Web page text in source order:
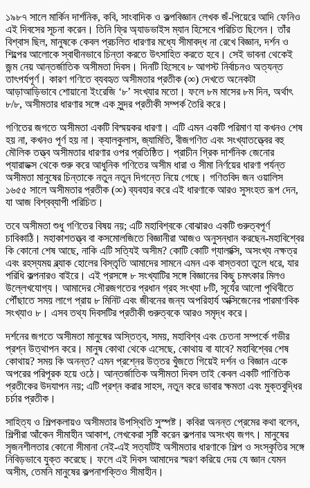
১৯৮৭ সালে মার্কিন দার্শনিক, কবি, সাংবাদিক ও কল্পবিজ্ঞান লেখক জঁ-পিয়েরে আদি ফেনিও
এই দিবসের সূচনা করেন। তিনি ফ্রি অ্যাডভাইস ম্যান হিসেবে পরিচিত ছিলেন। তাঁর
বিশ্বাস ছিল, মানুষকে কেবল প্রচলিত ধারণার মধ্যে সীমাবদ্ধ না রেখে বিজ্ঞান, দর্শন ও
শিল্পের আলোকে স্বাধীনভাবে চিন্তা করতে উৎসাহিত করতে হবে। সেই ভাবনা থেকেই
জন্ম নেয় আন্তর্জাতিক অসীমতা দিবস। দিনটি হিসেবে ৮ আগস্ট নির্বাচনও অত্যন্ত
তাৎপর্যপূর্ণ। কারণ গণিতে ব্যবহৃত অসীমতার প্রতীক (∞) দেখতে অনেকটা
আড়াআড়িভাবে শোয়ানো ইংরেজি ‘৮’ সংখ্যার মতো। ফলে ৮ম মাসের ৮ম দিন, অর্থাৎ
৮/৮, অসীমতার ধারণার সঙ্গে এক সুন্দর প্রতীকী সম্পর্ক তৈরি করে।
গণিতের জগতে অসীমতা একটি বিস্ময়কর ধারণা। এটি এমন একটি পরিমাণ যা কখনও শেষ
হয় না, কখনও পূর্ণ হয় না। ক্যালকুলাস, জ্যামিতি, বীজগণিত এবং সংখ্যাতত্ত্বের বহু
মৌলিক তত্ত্ব অসীমতার ধারণার ওপর প্রতিষ্ঠিত। প্রাচীন গ্রিক দার্শনিক জেনোর
প্যারাডক্স থেকে শুরু করে আধুনিক গণিতের অসীম ধারা ও সীমা নির্ণয়ের ধারণা পর্যন্ত
অসীমতা মানুষের চিন্তাকে নতুন নতুন দিগন্তে নিয়ে গেছে। গণিতবিদ জন ওয়ালিস
১৬৫৫ সালে অসীমতার প্রতীক (∞) ব্যবহার করে এই ধারণাকে আরও সুসংহত রূপ দেন,
যা আজ বিশ্বব্যাপী পরিচিত।
তবে অসীমতা শুধু গণিতের বিষয় নয়; এটি মহাবিশ্বকে বোঝারও একটি গুরুত্বপূর্ণ
চাবিকাঠি। মহাকাশতত্ত্ব বা কসমোলজিতে বিজ্ঞানীরা আজও অনুসন্ধান করছেন-মহাবিশ্বের
কি কোনো শেষ আছে, নাকি এটি সত্যিই অসীম? কোটি কোটি গ্যালাক্সি, অসংখ্য নক্ষত্র
এবং রহস্যময় ব্ল্যাক হোলের বিস্তৃতি আমাদের সামনে এমন এক বাস্তবতা তুলে ধরে, যার
পরিধি কল্পনারও বাইরে। এই প্রসঙ্গে ৮ সংখ্যাটির সঙ্গে বিজ্ঞানের কিছু চমৎকার মিলও
উল্লেখযোগ্য। আমাদের সৌরজগতের প্রধান গ্রহ সংখ্যা ৮টি, সূর্যের আলো পৃথিবীতে
পৌঁছাতে সময় লাগে প্রায় ৮ মিনিট এবং জীবনের জন্য অপরিহার্য অক্সিজেনের পারমাণবিক
সংখ্যাও ৮। এসব তথ্য দিবসটির প্রতীকী গুরুত্বকে আরও সমৃদ্ধ করে।
দর্শনের জগতে অসীমতা মানুষের অস্তিত্ব, সময়, মহাবিশ্ব এবং চেতনা সম্পর্কে গভীর
প্রশ্ন উত্থাপন করে। মানুষ কোথা থেকে এসেছে, কোথায় বা যাবে? মহাবিশ্বের শেষ
কোথায়? সময় কি অনন্ত? এমন প্রশ্নের উত্তর খুঁজতে গিয়েই দর্শন ও বিজ্ঞান একে
অপরের পরিপূরক হয়ে ওঠে। আন্তর্জাতিক অসীমতা দিবস তাই কেবল একটি গাণিতিক
প্রতীকের উদযাপন নয়; এটি প্রশ্ন করার সাহস, নতুন করে ভাবার ক্ষমতা এবং মুক্তবুদ্ধির
চর্চার প্রতীক।
সাহিত্য ও শিল্পকলায়ও অসীমতার উপস্থিতি সুস্পষ্ট। কবিরা অনন্ত প্রেমের কথা বলেন,
শিল্পীরা আঁকেন সীমাহীন আকাশ, লেখকেরা সৃষ্টি করেন কল্পনার অসংখ্য জগৎ। মানুষের
সৃজনশীলতার কোনো সীমানা নেই-এই সত্যটিই অসীমতার ধারণাকে শিল্প ও সংস্কৃতির সঙ্গে
নিবিড়ভাবে যুক্ত করেছে। ফলে এই দিবস আমাদের স্মরণ করিয়ে দেয় যে জ্ঞান যেমন
অসীম, তেমনি মানুষের কল্পনাশক্তিও সীমাহীন।